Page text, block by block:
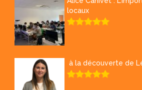
locaux
à la découverte de